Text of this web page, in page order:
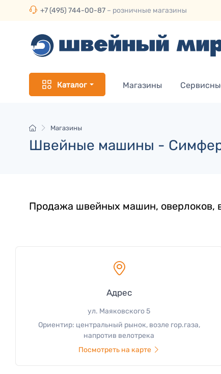
+7 (495) 744-00-87 – розничные магазины
Каталог Магазины
Магазины
Швейные машины -
Продажа швейных машин, оверлоков,
Адрес
ул. Маяковского 5
Ориентир: центральный рынок, возле гор.газа,
напротив велотрека
Посмотреть на карте